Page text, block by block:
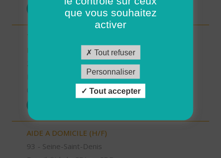
TECHNICIEN D’INTERVENTION SOCIALE ET
FAMILIALE (H/F)
Possibilité de CDI ou CDD
AIDE A DOMICILE (H/F)
93 - Seine-Saint-Denis
que vous souhaitez
activer
Tout refuser
Personnaliser
Tout accepter